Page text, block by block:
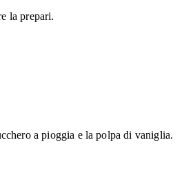
la prepari.
a pioggia e la polpa di vaniglia.